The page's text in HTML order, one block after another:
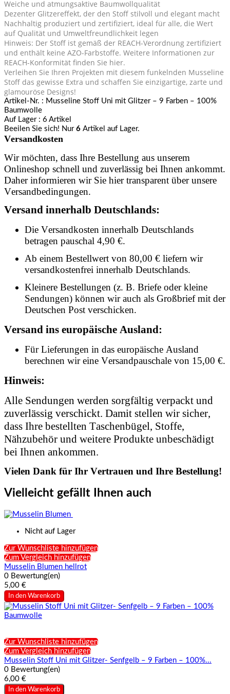
Weiche und atmungsaktive Baumwollqualität
Dezenter Glitzereffekt, der den Stoff stilvoll und elegant macht
Nachhaltig produziert und zertifiziert, ideal für alle, die Wert
auf Qualität und Umweltfreundlichkeit legen
Hinweis: Der Stoff ist gemäß der REACH-Verordnung zertifiziert
und enthält keine AZO-Farbstoffe. Weitere Informationen zur
REACH-Konformität finden Sie hier.
Verleihen Sie Ihren Projekten mit diesem funkelnden Musseline
Stoff das gewisse Extra und schaffen Sie einzigartige, zarte und
glamouröse Designs!
Artikel-Nr. : Musseline Stoff Uni mit Glitzer – 9 Farben – 100%
Baumwolle
Auf Lager : 6 Artikel
Beeilen Sie sich! Nur 6 Artikel auf Lager.
Versandkosten
Wir möchten, dass Ihre Bestellung aus unserem
Onlineshop schnell und zuverlässig bei Ihnen ankommt.
Daher informieren wir Sie hier transparent über unsere
Versandbedingungen.
Versand innerhalb Deutschlands:
Die Versandkosten innerhalb Deutschlands
betragen pauschal 4,90 €.
Ab einem Bestellwert von 80,00 € liefern wir
versandkostenfrei innerhalb Deutschlands.
Kleinere Bestellungen (z. B. Briefe oder kleine
Sendungen) können wir auch als Großbrief mit der
Deutschen Post verschicken.
Versand ins europäische Ausland:
Für Lieferungen in das europäische Ausland
berechnen wir eine Versandpauschale von 15,00 €.
Hinweis:
Alle Sendungen werden sorgfältig verpackt und
zuverlässig verschickt. Damit stellen wir sicher,
dass Ihre bestellten Taschenbügel, Stoffe,
Nähzubehör und weitere Produkte unbeschädigt
bei Ihnen ankommen.
Vielen Dank für Ihr Vertrauen und Ihre Bestellung!
Vielleicht gefällt Ihnen auch
Nicht auf Lager
Zur Wunschliste hinzufügen
Zum Vergleich hinzufügen
Musselin Blumen hellrot
0 Bewertung(en)
5,00 €
In den Warenkorb
Zur Wunschliste hinzufügen
Zum Vergleich hinzufügen
Musselin Stoff Uni mit Glitzer- Senfgelb – 9 Farben – 100%...
0 Bewertung(en)
6,00 €
In den Warenkorb